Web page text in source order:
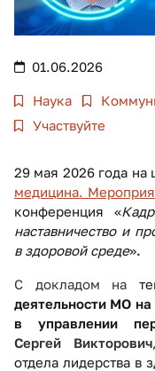
01.06.2026
Наука
Участвуйте
29 мая 2026 года на
медицина.
конференция «
наставничество и
в здоровой среде».
С докладом на
деятельности МО
в управлении
Сергей Викторович
отдела лидерства в